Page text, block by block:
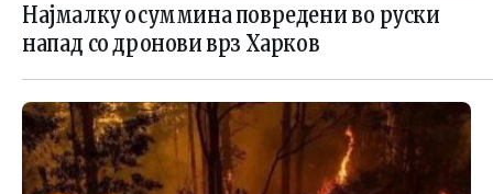
Најмалку осуммина повредени во руски
напад со дронови врз Харков